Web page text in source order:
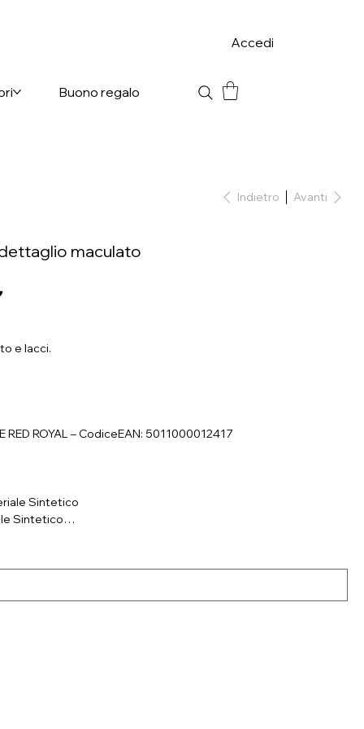
Buono regalo
Accedi
Indietro Avanti
maculato
e lacci.
ROYAL – CodiceEAN: 5011000012417
Sintetico
Sintetico